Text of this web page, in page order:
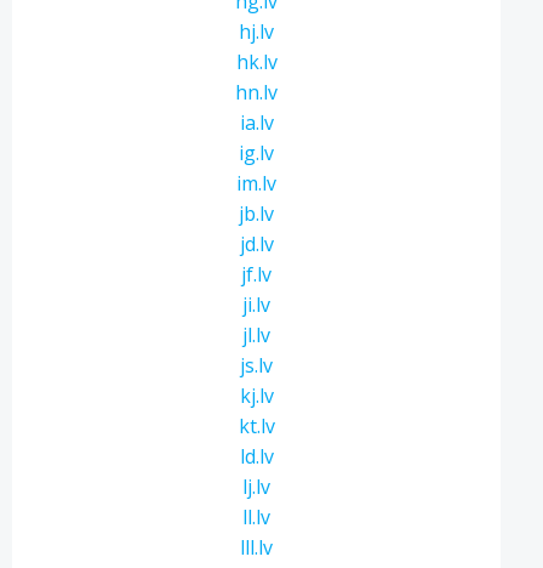
hj.lv
hk.lv
hn.lv
ia.lv
ig.lv
im.lv
jb.lv
jd.lv
jf.lv
ji.lv
jl.lv
js.lv
kj.lv
kt.lv
ld.lv
lj.lv
ll.lv
lll.lv